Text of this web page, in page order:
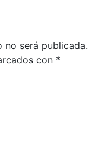
será publicada.
con *